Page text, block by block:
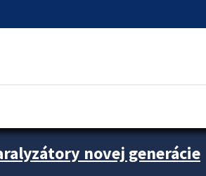
novej generácie